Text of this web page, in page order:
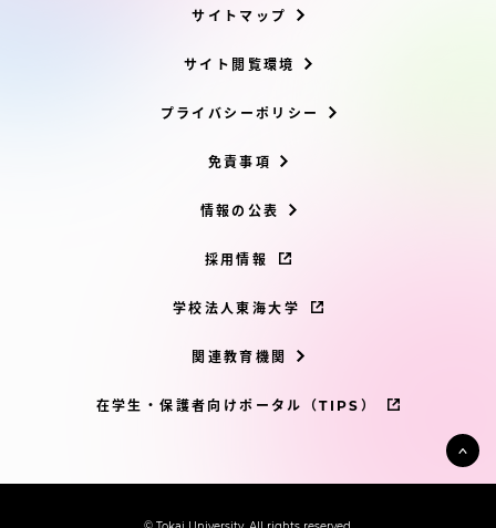
サイトマップ
サイト閲覧環境
プライバシーポリシー
免責事項
情報の公表
採用情報
学校法人東海大学
関連教育機関
在学生・保護者向けポータル（TIPS）